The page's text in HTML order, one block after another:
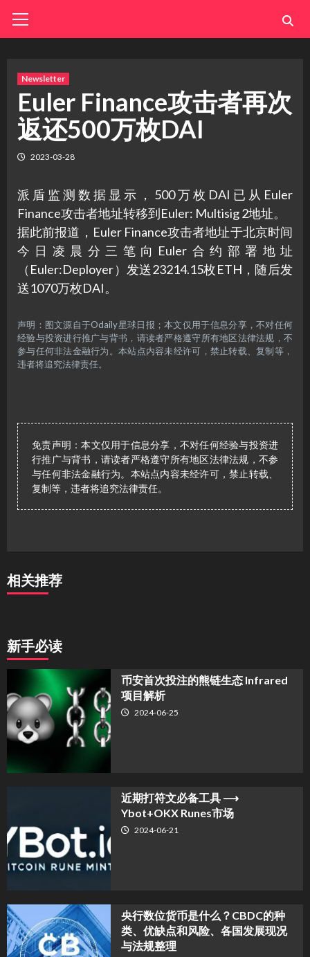
Menu
Newsletter
Euler Finance攻击者再次
返还500万枚DAI
2023-03-28
派盾监测数据显示，500万枚DAI已从Euler
Finance攻击者地址转移到Euler: Multisig 2地址。
据此前报道，Euler Finance攻击者地址于北京时间
今日凌晨分三笔向Euler合约部署地址
（Euler:Deployer）发送23214.15枚ETH，随后发
送1070万枚DAI。
声明：图文源自于Odaily星球日报；本文仅用于信息分享，不对任何
经验与投资进行推广与背书，请读者严格遵守所有地区法律法规，不
参与任何非法金融行为。本站点内容未经许可，禁止转载、复制等，
违者将追究法律责任。
免责声明：本文仅用于信息分享，不对任何经验与投资进
行推广与背书，请读者严格遵守所有地区法律法规，不参
与任何非法金融行为。本站点内容未经许可，禁止转载、
复制等，违者将追究法律责任。
相关推荐
新手必读
币安首次投注的熊链生态 Infrared
项目解析
2024-06-25
近期打符文必备工具 ⟶
Ybot+OKX Runes市场
2024-06-21
央行数位货币是什么？CBDC的种
类、优缺点和风险、各国发展现况
与法规整理